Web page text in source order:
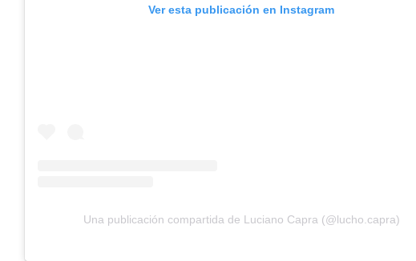
Ver esta publicación en Instagram
Una publicación compartida de Luciano Capra (@lucho.capra)